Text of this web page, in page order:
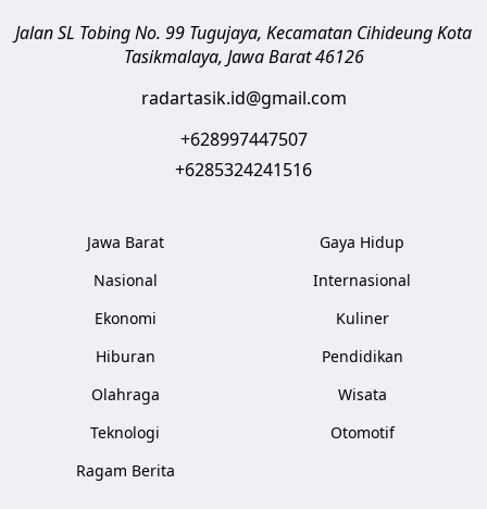
Jalan SL Tobing No. 99 Tugujaya, Kecamatan CihideungKota
Tasikmalaya, Jawa Barat 46126
radartasik.id@gmail.com
+628997447507
+6285324241516
Jawa Barat
Nasional
Ekonomi
Hiburan
Olahraga
Teknologi
Ragam Berita
Gaya Hidup
Internasional
Kuliner
Pendidikan
Wisata
Otomotif